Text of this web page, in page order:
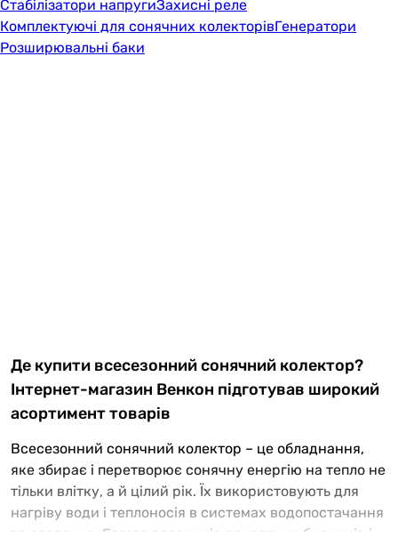
Стабілізатори напругиЗахисні реле
Комплектуючі для сонячних колекторівГенератори
Розширювальні баки
Де купити всесезонний сонячний колектор?
Інтернет-магазин Венкон підготував широкий
асортимент товарів
Всесезонний сонячний колектор – це обладнання,
яке збирає і перетворює сонячну енергію на тепло не
тільки влітку, а й цілий рік. Їх використовують для
нагріву води і теплоносія в системах водопостачання
та опалення. Багато власників приватних будинків і